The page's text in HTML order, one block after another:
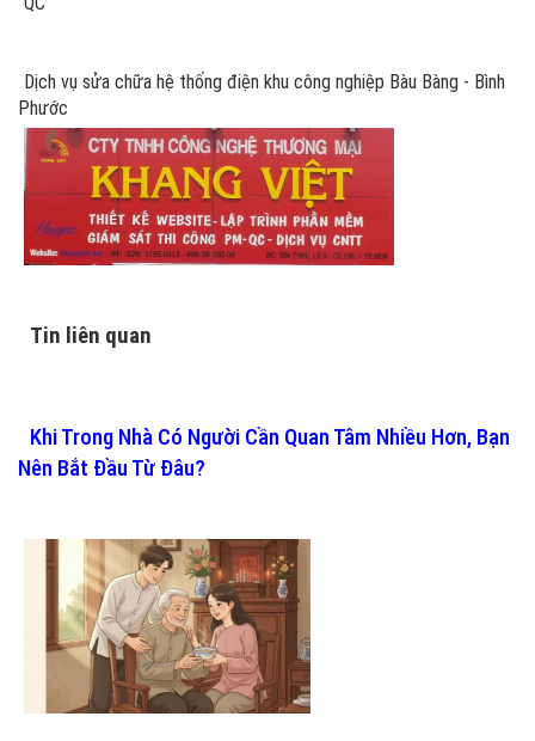
Dịch vụ sửa chữa hệ thống điện khu công nghiệp Bàu Bàng - Bình
Phước
Tin liên quan
Khi Trong Nhà Có Người Cần Quan Tâm Nhiều Hơn, Bạn
Nên Bắt Đầu Từ Đâu?